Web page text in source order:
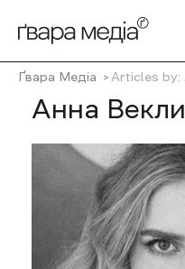
Ґвара Медіа Articles by:
Анна